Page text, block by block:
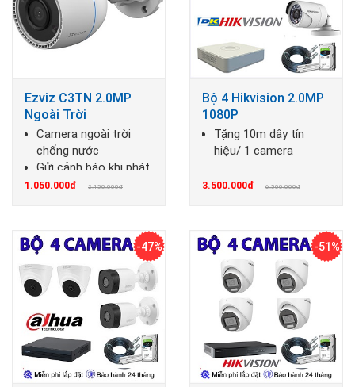
Ezviz C3TN 2.0MP
Ngoài Trời
Camera ngoài trời
chống nước
Gửi cảnh báo khi phát
hiện đột nhập
1.050.000đ 2.150.000đ
Bộ 4 Hikvision 2.0MP
1080P
Tặng 10m dây tín
hiệu/ 1 camera
3.500.000đ 6.500.000đ
-47% -51%